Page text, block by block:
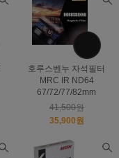
호루스벤누 자석필터
MRC IR ND64
67/72/77/82mm
41,500원
35,900원